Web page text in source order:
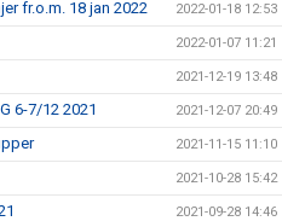
fr.o.m. 18 jan 2022 2022-01-18 12:53
2022-01-07 11:21
2021-12-19 13:48
6-7/12 2021 2021-12-07 20:49
2021-11-15 11:10
2021-10-28 15:42
2021-09-28 14:46